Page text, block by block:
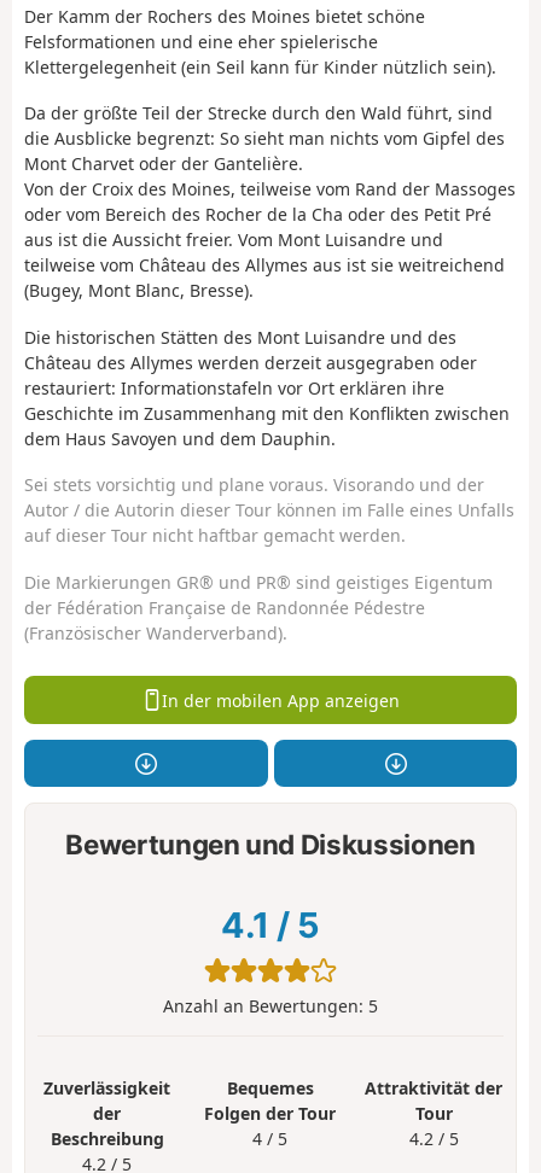
Der Kamm der Rochers des Moines bietet schöne
Felsformationen und eine eher spielerische
Klettergelegenheit (ein Seil kann für Kinder nützlich sein).
Da der größte Teil der Strecke durch den Wald führt, sind
die Ausblicke begrenzt: So sieht man nichts vom Gipfel des
Mont Charvet oder der Gantelière.
Von der Croix des Moines, teilweise vom Rand der Massoges
oder vom Bereich des Rocher de la Cha oder des Petit Pré
aus ist die Aussicht freier. Vom Mont Luisandre und
teilweise vom Château des Allymes aus ist sie weitreichend
(Bugey, Mont Blanc, Bresse).
Die historischen Stätten des Mont Luisandre und des
Château des Allymes werden derzeit ausgegraben oder
restauriert: Informationstafeln vor Ort erklären ihre
Geschichte im Zusammenhang mit den Konflikten zwischen
dem Haus Savoyen und dem Dauphin.
Sei stets vorsichtig und plane voraus. Visorando und der
Autor / die Autorin dieser Tour können im Falle eines Unfalls
auf dieser Tour nicht haftbar gemacht werden.
Die Markierungen GR® und PR® sind geistiges Eigentum
der Fédération Française de Randonnée Pédestre
(Französischer Wanderverband).
In der mobilen App anzeigen
Bewertungen und Diskussionen
4.1 / 5
Anzahl an Bewertungen: 5
Zuverlässigkeit
der
Beschreibung
4.2 / 5
Bequemes
Folgen der Tour
4 / 5
Attraktivität der
Tour
4.2 / 5